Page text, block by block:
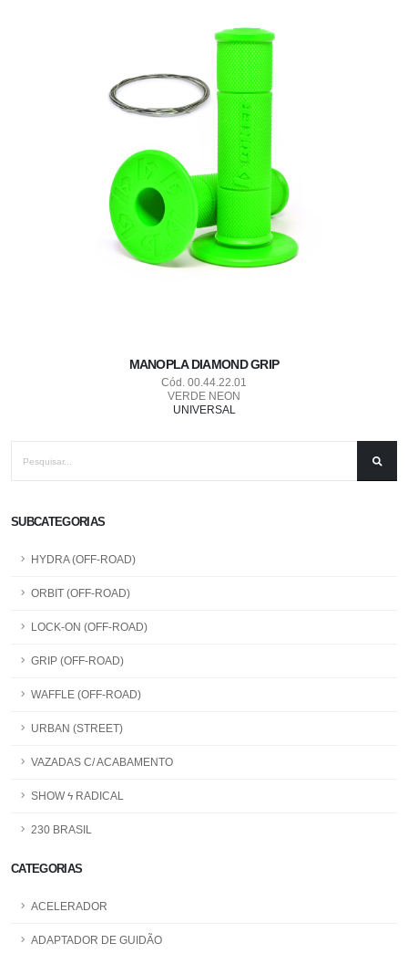
SUBCATEGORIAS
HYDRA (OFF-ROAD)
ORBIT (OFF-ROAD)
LOCK-ON (OFF-ROAD)
GRIP (OFF-ROAD)
WAFFLE (OFF-ROAD)
URBAN (STREET)
VAZADAS C/ ACABAMENTO
SHOW ϟ RADICAL
230 BRASIL
CATEGORIAS
ACELERADOR
ADAPTADOR DE GUIDÃO
MANOPLA DIAMOND GRIP
Cód. 00.44.22.01
VERDE NEON
UNIVERSAL